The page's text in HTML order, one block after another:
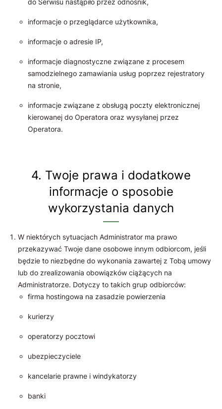
do Serwisu nastąpiło przez odnośnik,
informacje o przeglądarce użytkownika,
informacje o adresie IP,
informacje diagnostyczne związane z procesem
samodzielnego zamawiania usług poprzez rejestratory
na stronie,
informacje związane z obsługą poczty elektronicznej
kierowanej do Operatora oraz wysyłanej przez
Operatora.
4. Twoje prawa i dodatkowe
informacje o sposobie
wykorzystania danych
W niektórych sytuacjach Administrator ma prawo
przekazywać Twoje dane osobowe innym odbiorcom, jeśli
będzie to niezbędne do wykonania zawartej z Tobą umowy
lub do zrealizowania obowiązków ciążących na
Administratorze. Dotyczy to takich grup odbiorców:
firma hostingowa na zasadzie powierzenia
kurierzy
operatorzy pocztowi
ubezpieczyciele
kancelarie prawne i windykatorzy
banki